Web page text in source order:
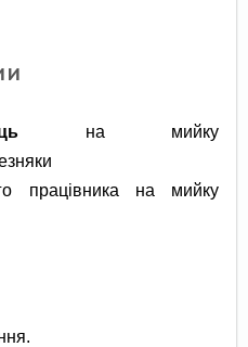
на мийку
працівника на мийку